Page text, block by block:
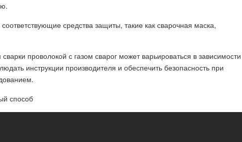
средства защиты, такие как сварочная маска,
проволокой с газом сварог может варьироваться в зависимости
инструкции производителя и обеспечить безопасность при
способ